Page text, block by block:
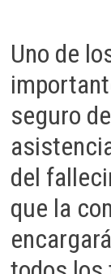
Uno de
seguro
del
que la